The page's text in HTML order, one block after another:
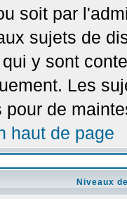
soit par
sujets de
y sont
Les
pour de
haut de page
Niveaux